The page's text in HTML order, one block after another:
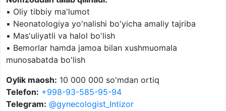
▪️ Oliy tibbiy ma'lumot
▪️ Neonatologiya yo'nalishi bo'yicha amaliy tajriba
▪️ Mas'uliyatli va halol bo'lish
▪️ Bemorlar hamda jamoa bilan xushmuomala
munosabatda bo'lish
Oylik maosh: 10 000 000 so'mdan ortiq
Telefon: +998-93-585-95-94
Telegram: @gynecologist_Intizor